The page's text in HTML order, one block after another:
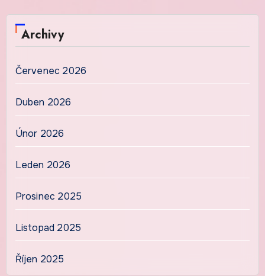
Archivy
Červenec 2026
Duben 2026
Únor 2026
Leden 2026
Prosinec 2025
Listopad 2025
Říjen 2025